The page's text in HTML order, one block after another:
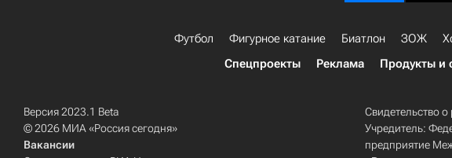
Футбол Фигурное катание Биатлон ЗОЖ
Спецпроекты
Реклама Продукты и
Версия 2023.1 Beta
© 2026 МИА «Россия сегодня»
Вакансии
Свидетельство
Учредитель:
предприятие